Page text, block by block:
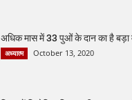
अधिक मास में 33 पुओं के दान का है बड़ा
अध्यात्म October 13, 2020